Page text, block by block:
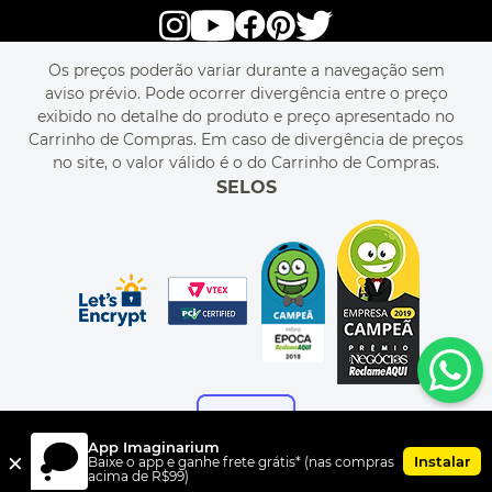
POLÍTICA DE PRIVACIDADE
PERGUNTAS FREQUENTES
MEU CADASTRO
MEU PEDIDO
CUPONS DE DESCONTO
RASTREIE O SEU PEDIDO
MAPA DO SITE
SEJA REVENDEDOR
LIVELO
alô alô IMG
Os preços poderão variar durante a navegação sem
aviso prévio. Pode ocorrer divergência entre o preço
exibido no detalhe do produto e preço apresentado no
Carrinho de Compras. Em caso de divergência de preços
no site, o valor válido é o do Carrinho de Compras.
SELOS
× App Imaginarium
Baixe o app e ganhe frete grátis* (nas compras
acima de R$99)
Instalar